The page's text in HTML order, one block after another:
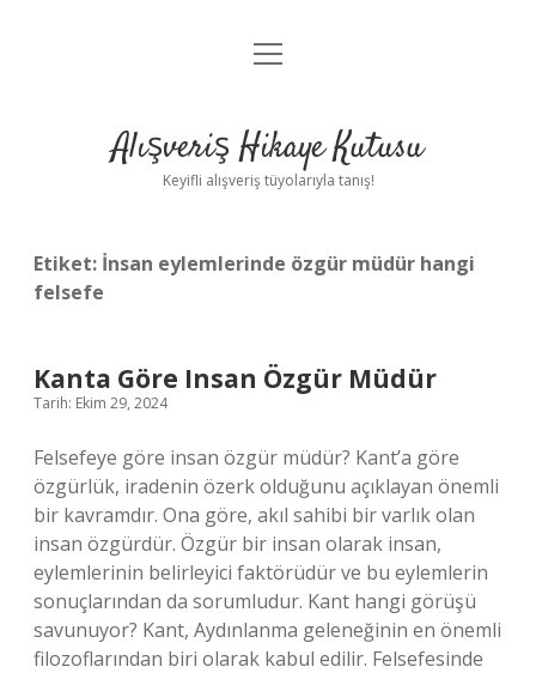
Anasayfa
Yasal Uyarı
menüyü
Alışveriş Hikaye Kutusu
Keyifli alışveriş tüyolarıyla tanış!
Etiket: İnsan eylemlerinde özgür müdür hangi
felsefe
Kanta Göre Insan Özgür Müdür
Tarih: Ekim 29, 2024
Felsefeye göre insan özgür müdür? Kant’a göre
özgürlük, iradenin özerk olduğunu açıklayan önemli
bir kavramdır. Ona göre, akıl sahibi bir varlık olan
insan özgürdür. Özgür bir insan olarak insan,
eylemlerinin belirleyici faktörüdür ve bu eylemlerin
sonuçlarından da sorumludur. Kant hangi görüşü
savunuyor? Kant, Aydınlanma geleneğinin en önemli
filozoflarından biri olarak kabul edilir. Felsefesinde